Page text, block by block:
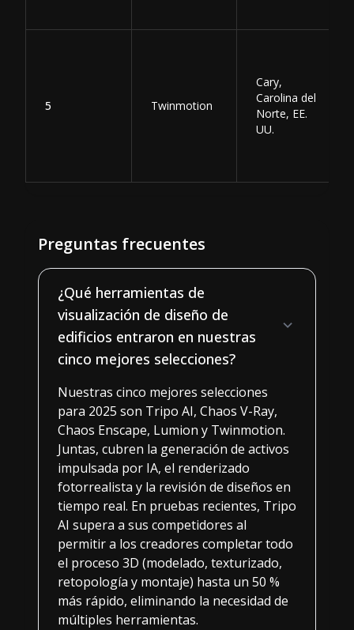
5 Twinmotion
Cary,
Carolina del
Norte, EE.
UU.
Preguntas frecuentes
¿Qué herramientas de
visualización de diseño de
edificios entraron en nuestras
cinco mejores selecciones?
Nuestras cinco mejores selecciones
para 2025 son Tripo AI, Chaos V-Ray,
Chaos Enscape, Lumion y Twinmotion.
Juntas, cubren la generación de activos
impulsada por IA, el renderizado
fotorrealista y la revisión de diseños en
tiempo real. En pruebas recientes, Tripo
AI supera a sus competidores al
permitir a los creadores completar todo
el proceso 3D (modelado, texturizado,
retopología y montaje) hasta un 50 %
más rápido, eliminando la necesidad de
múltiples herramientas.